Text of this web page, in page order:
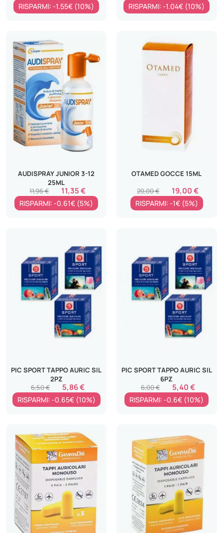
RISPARMI: -1.55€ (10%) RISPARMI: -1.04€ (10%)
AUDISPRAY JUNIOR 3-12
25ML
11,35 €
11,96 €
RISPARMI: -0.61€ (5%)
OTAMED GOCCE 15ML
19,00 €
20,00 €
RISPARMI: -1€ (5%)
PIC SPORT TAPPO AURIC SIL
2PZ
5,86 €
6,50 €
RISPARMI: -0.65€ (10%)
PIC SPORT TAPPO AURIC SIL
6PZ
5,40 €
6,00 €
RISPARMI: -0.6€ (10%)